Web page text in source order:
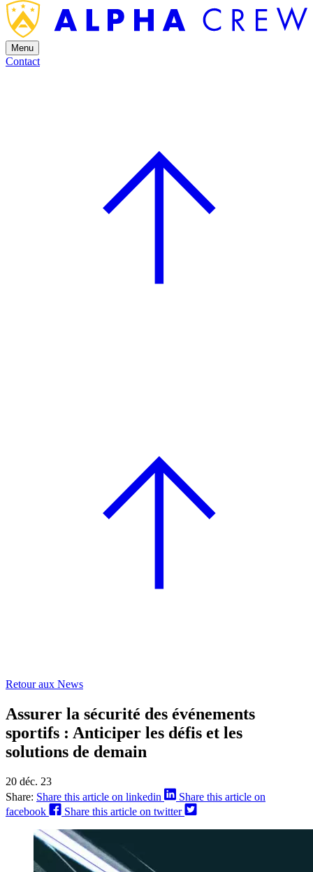
Menu
Contact
Retour aux News
Assurer la sécurité des événements
sportifs : Anticiper les défis et les
solutions de demain
20 déc. 23
Share: Share this article on linkedin
Share this article on
facebook
Share this article on twitter